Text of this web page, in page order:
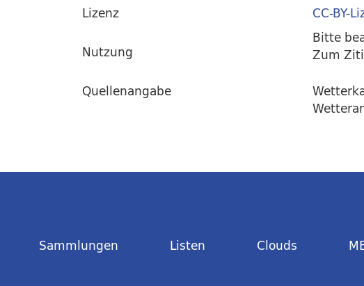
Lizenz
CC-BY-
Nutzung
Bitte
Zum
Quellenangabe
Sammlungen Listen Clouds